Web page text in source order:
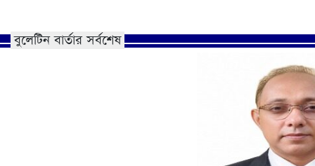
বুলেটিন বার্তার সর্বশেষ